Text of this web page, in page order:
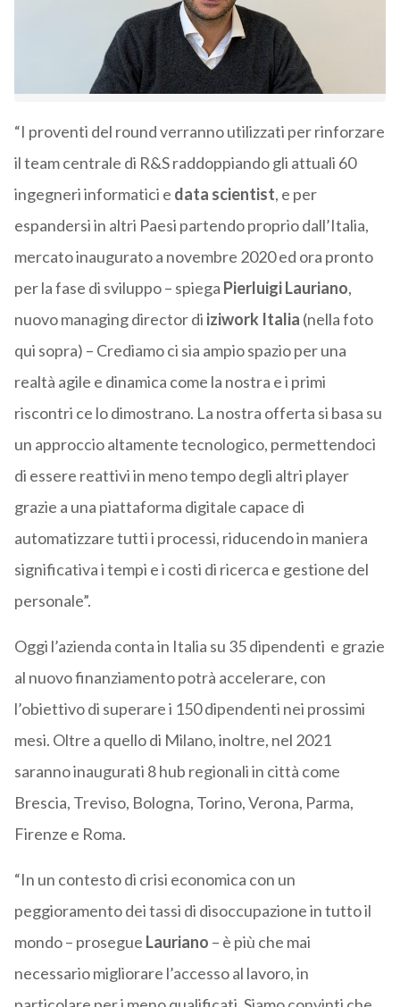
“I proventi del round verranno utilizzati per rinforzare
il team centrale di R&S raddoppiando gli attuali 60
ingegneri informatici e data scientist, e per
espandersi in altri Paesi partendo proprio dall’Italia,
mercato inaugurato a novembre 2020 ed ora pronto
per la fase di sviluppo – spiega Pierluigi Lauriano,
nuovo managing director di iziwork Italia (nella foto
qui sopra) – Crediamo ci sia ampio spazio per una
realtà agile e dinamica come la nostra e i primi
riscontri ce lo dimostrano. La nostra offerta si basa su
un approccio altamente tecnologico, permettendoci
di essere reattivi in meno tempo degli altri player
grazie a una piattaforma digitale capace di
automatizzare tutti i processi, riducendo in maniera
significativa i tempi e i costi di ricerca e gestione del
personale”.
Oggi l’azienda conta in Italia su 35 dipendenti e grazie
al nuovo finanziamento potrà accelerare, con
l’obiettivo di superare i 150 dipendenti nei prossimi
mesi. Oltre a quello di Milano, inoltre, nel 2021
saranno inaugurati 8 hub regionali in città come
Brescia, Treviso, Bologna, Torino, Verona, Parma,
Firenze e Roma.
“In un contesto di crisi economica con un
peggioramento dei tassi di disoccupazione in tutto il
mondo – prosegue Lauriano – è più che mai
necessario migliorare l’accesso al lavoro, in